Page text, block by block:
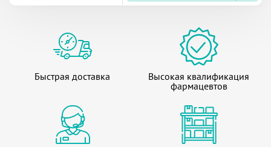
Быстрая доставка Высокая квалификация
фармацевтов